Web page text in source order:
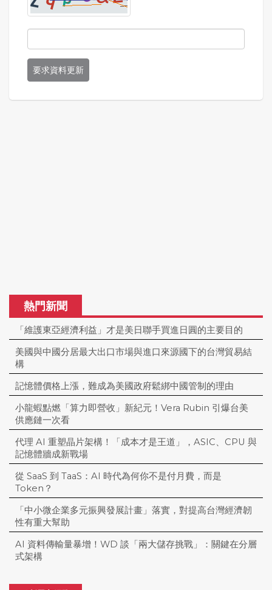
要求資料更新
熱門新聞
「維護東亞經濟利益」才是美日聯手買進日圓的主要目的
美國與中國分居最大出口市場與進口來源國下的台灣貿易結
構
記憶體價格上漲，難成為美國政府鬆綁中國管制的理由
小龍蝦點燃「算力即營收」新紀元！Vera Rubin 引爆台美
供應鏈一次看
代理 AI 重塑晶片架構！「成本才是王道」，ASIC、CPU 與
記憶體牆成新戰場
從 SaaS 到 TaaS：AI 時代為何你不是付月費，而是
Token？
「中小微企業多元振興發展計畫」落實，對提高台灣經濟韌
性有重大幫助
AI 資料傳輸量暴增！WD 談「兩大儲存挑戰」：關鍵在分層
式架構